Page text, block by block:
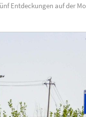
Entdeckungen auf der